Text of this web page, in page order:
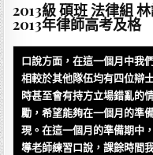
2013級 碩班 法律組
2013年律師高考及格
口說方面，在這一個月中我
相較於其他隊伍均有四位辯
時甚至會有持方立場錯亂的
勵，希望能夠在一個月的準
現。在這一個月的準備期中
導老師練習口說，課餘時間